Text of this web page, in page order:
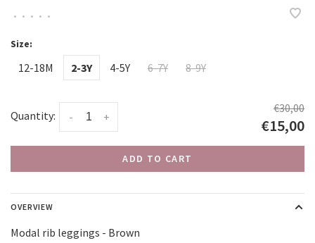
• • • • •
Size:
12-18M 2-3Y 4-5Y 6-7Y 8-9Y
Quantity: +
-
€30,00
€15,00
ADD TO CART
OVERVIEW
Modal rib leggings - Brown